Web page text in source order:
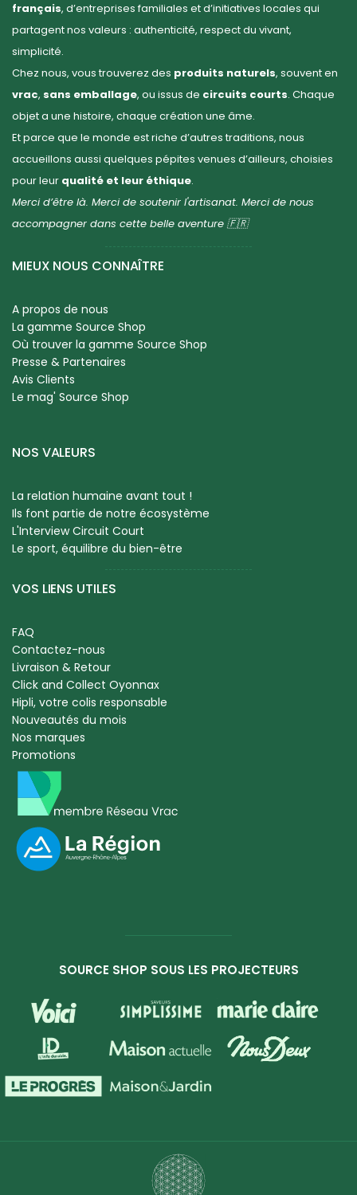
français, d’entreprises familiales et d’initiatives locales qui
partagent nos valeurs : authenticité, respect du vivant,
simplicité.
Chez nous, vous trouverez des produits naturels, souvent en
vrac, sans emballage, ou issus de circuits courts. Chaque
objet a une histoire, chaque création une âme.
Et parce que le monde est riche d’autres traditions, nous
accueillons aussi quelques pépites venues d’ailleurs, choisies
pour leur qualité et leur éthique.
Merci d’être là. Merci de soutenir l'artisanat. Merci de nous
accompagner dans cette belle aventure 🇫🇷
MIEUX NOUS CONNAÎTRE
A propos de nous
La gamme Source Shop
Où trouver la gamme Source Shop
Presse & Partenaires
Avis Clients
Le mag' Source Shop
NOS VALEURS
La relation humaine avant tout !
Ils font partie de notre écosystème
L'Interview Circuit Court
Le sport, équilibre du bien-être
VOS LIENS UTILES
FAQ
Contactez-nous
Livraison & Retour
Click and Collect Oyonnax
Hipli, votre colis responsable
Nouveautés du mois
Nos marques
Promotions
SOURCE SHOP SOUS LES PROJECTEURS